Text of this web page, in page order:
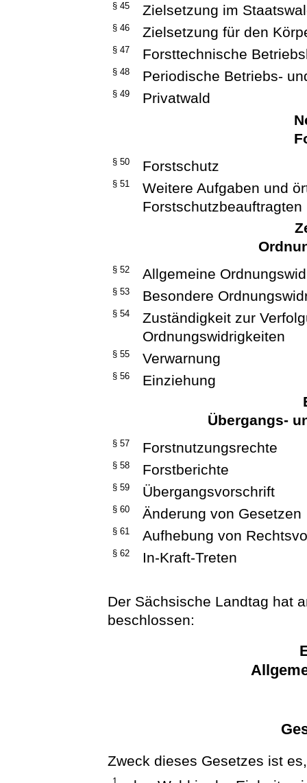
§ 45 Zielsetzung im
§ 46 Zielsetzung für den
§ 47 Forsttechnische
§ 48 Periodische Betriebs-
§ 49
Privatwald
§ 50 Forstschutz
§ 51
Weitere Aufgaben und
Forstschutzbeauftragten
§ 52 Allgemeine
§ 53 Besondere
§ 54
Zuständigkeit zur
Ordnungswidrigkeiten
§ 55 Verwarnung
§ 56
Einziehung
Übergangs-
§ 57 Forstnutzungsrechte
§ 58 Forstberichte
§ 59 Übergangsvorschrift
§ 60 Änderung von Gesetzen
§ 61 Aufhebung von
§ 62 In-Kraft-Treten
Der Sächsische Landtag hat
beschlossen:
Zweck dieses Gesetzes ist es,